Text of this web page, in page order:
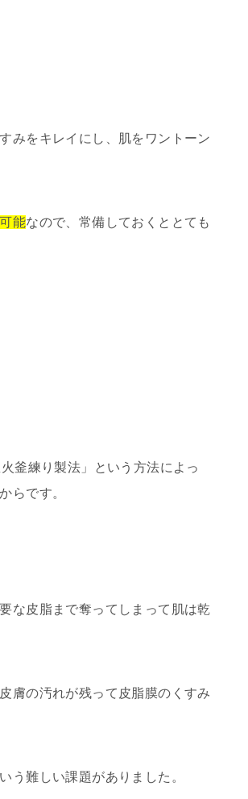
みをキレイにし、肌をワントーン
能なので、常備しておくととても
釜練り製法」という方法によっ
らです。
な皮脂まで奪ってしまって肌は乾
膚の汚れが残って皮脂膜のくすみ
う難しい課題がありました。